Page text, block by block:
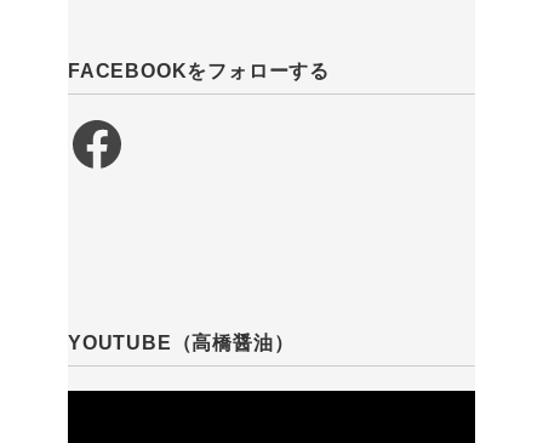
FACEBOOKをフォローする
Facebook
YOUTUBE（高橋醤油）